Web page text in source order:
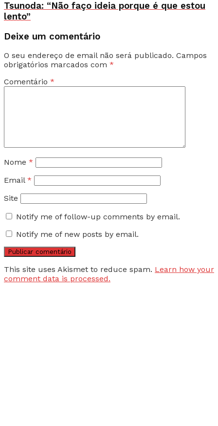
Tsunoda: “Não faço ideia porque é que estou
lento”
Deixe um comentário
O seu endereço de email não será publicado. Campos
obrigatórios marcados com *
Comentário *
Nome *
Email *
Site
Notify me of follow-up comments by email.
Notify me of new posts by email.
This site uses Akismet to reduce spam. Learn how your
comment data is processed.